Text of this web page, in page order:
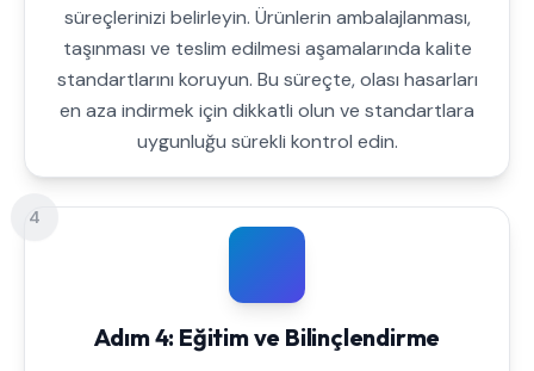
süreçlerinizi belirleyin. Ürünlerin ambalajlanması,
taşınması ve teslim edilmesi aşamalarında kalite
standartlarını koruyun. Bu süreçte, olası hasarları
en aza indirmek için dikkatli olun ve standartlara
uygunluğu sürekli kontrol edin.
4
Adım 4: Eğitim ve Bilinçlendirme